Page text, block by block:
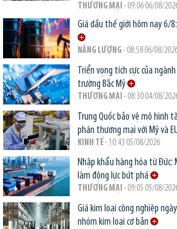
THƯƠNG MẠI - 09:06 06/08/
Giá dầu thế giới hôm nay 6/
NĂNG LƯỢNG - 08:58 06/08/
Triển vọng tích cực của
trường Bắc Mỹ
THƯƠNG MẠI - 08:30 04/08/
Trung Quốc bảo vệ mô hình
phán thương mại với Mỹ và
KINH TẾ- 10:43 05/08/2026
Nhập khẩu hàng hóa từ Đức:
làm động lực bứt phá
THƯƠNG MẠI - 09:05 05/08/
Giá kim loại công nghiệp
nhóm kim loại cơ bản